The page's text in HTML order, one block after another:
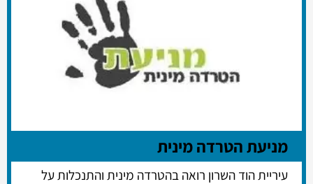
מניעת הטרדה מינית
עיריית הוד השרון רואה בהטרדה מינית והתנכלות על